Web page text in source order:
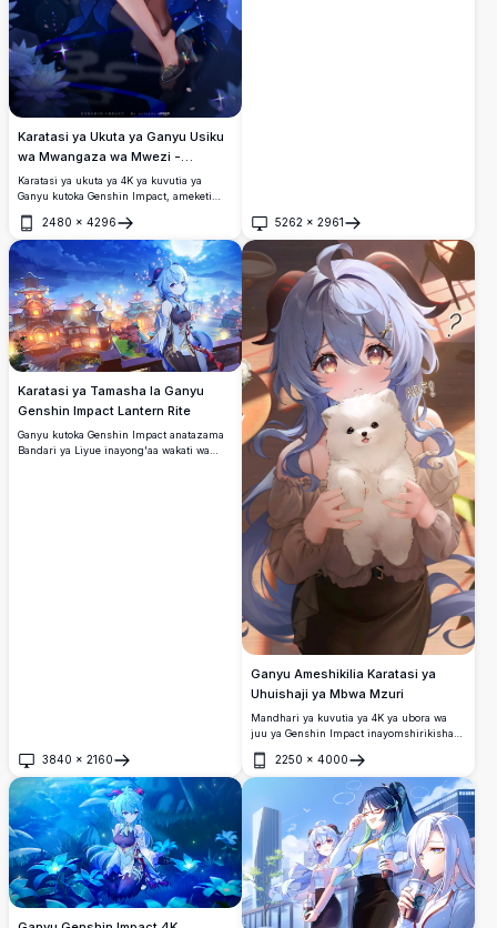
Karatasi ya Ukuta ya Ganyu Usiku
wa Mwangaza wa Mwezi -
Genshin Impact
Karatasi ya ukuta ya 4K ya kuvutia ya
Ganyu kutoka Genshin Impact, ameketi
kwa neema chini ya maua ya cherry na
mwavuli wa bluu. Inaonyesha mwanga wa
taa unaong'aa, maua ya lotus, na mwezi
kamili katika mandhari ya usiku ya
kipekee ya fantasy.
2480 × 4296
Fungua
5262 × 2961
Fungua
Karatasi ya Tamasha la Ganyu
Genshin Impact Lantern Rite
Ganyu kutoka Genshin Impact anatazama
Bandari ya Liyue inayong'aa wakati wa
3840 × 2160
Fungua
Ganyu Ameshikilia Karatasi ya
Uhuishaji ya Mbwa Mzuri
Mandhari ya kuvutia ya 4K ya ubora wa
juu ya Genshin Impact inayomshirikisha
inayotiririka na mashavu ya kuvutia, akiwa
ameshikilia kwa upole mbwa wa
Pomeranian mweupe mwenye kupendeza
huku akitazama juu kwa ajabu.
2250 × 4000
Fungua